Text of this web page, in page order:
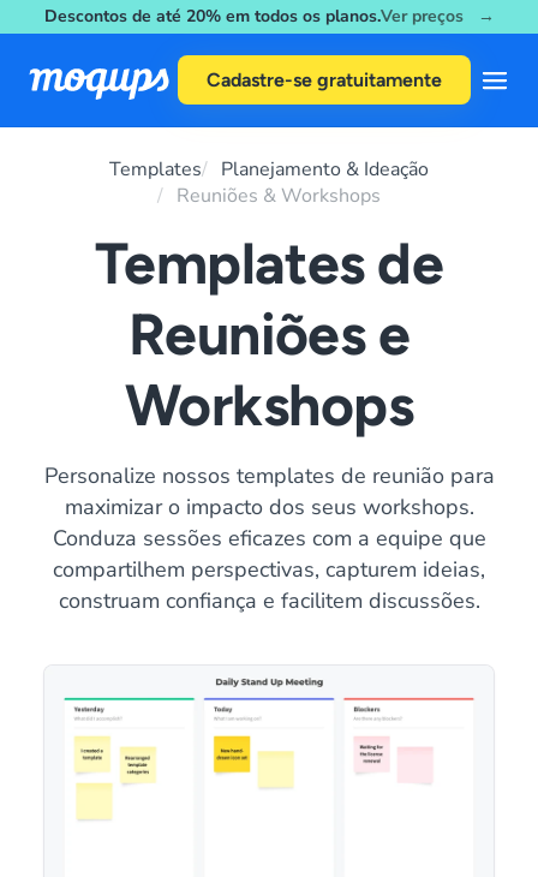
Skip to content
Descontos de até 20% em todos os planos.Ver preços →
Cadastre-se gratuitamente
Templates
Planejamento & Ideação
Reuniões & Workshops
Templates de
Reuniões e
Workshops
Personalize nossos templates de reunião para
maximizar o impacto dos seus workshops.
Conduza sessões eficazes com a equipe que
compartilhem perspectivas, capturem ideias,
construam confiança e facilitem discussões.